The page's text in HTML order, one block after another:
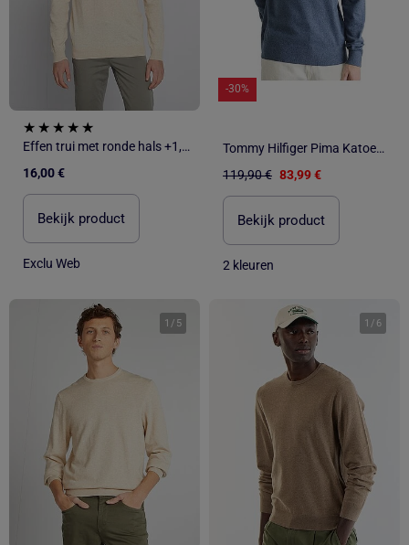
Effen trui met ronde hals +1,90m
16,00 €
Bekijk product
Exclu Web
-30%
Tommy Hilfiger Pima Katoenen Herentrui - Middernachtblauw
119,90 € 83,99 €
Bekijk product
2 kleuren
1 / 5 1 / 6